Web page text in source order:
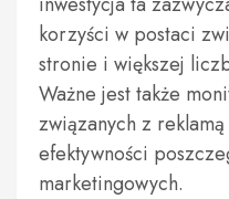
korzyści w postaci
stronie i większej
Ważne jest także
związanych z
efektywności
marketingowych.